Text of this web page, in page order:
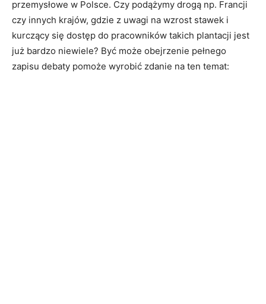
przemysłowe w Polsce. Czy podążymy drogą np. Francji
czy innych krajów, gdzie z uwagi na wzrost stawek i
kurczący się dostęp do pracowników takich plantacji jest
już bardzo niewiele? Być może obejrzenie pełnego
zapisu debaty pomoże wyrobić zdanie na ten temat: